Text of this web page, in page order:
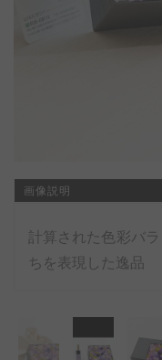
画像説明
計算された色彩バ
ちを表現した逸品